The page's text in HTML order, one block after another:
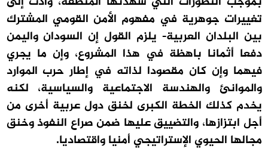
تغييرات جوهرية في مفهوم الأمن القومي المشترك
بين البلدان العربية- يلزم القول إن السودان واليمن
دفعا أثمانا باهظة في هذا المشروع، وإن ما يجري
فيهما وإن كان مقصودا لذاته في إطار حرب الموارد
والموانئ والهندسة الاجتماعية والسياسية، لكنه
يخدم كذلك الخطة الكبرى لخنق دول عربية أخرى من
أجل ابتزازها، والتضييق عليها ضمن صراع النفوذ وخنق
مجالها الحيوي الإستراتيجي أمنيا واقتصاديا.